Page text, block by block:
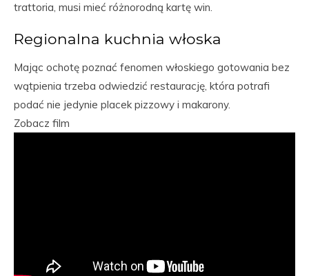
trattoria, musi mieć różnorodną kartę win.
Regionalna kuchnia włoska
Mając ochotę poznać fenomen włoskiego gotowania bez
wątpienia trzeba odwiedzić restaurację, która potrafi
podać nie jedynie placek pizzowy i makarony.
Zobacz film